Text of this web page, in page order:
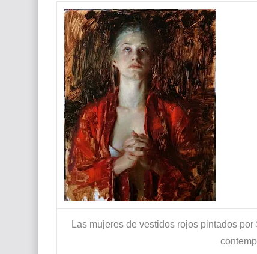
Las mujeres de vestidos rojos pintados